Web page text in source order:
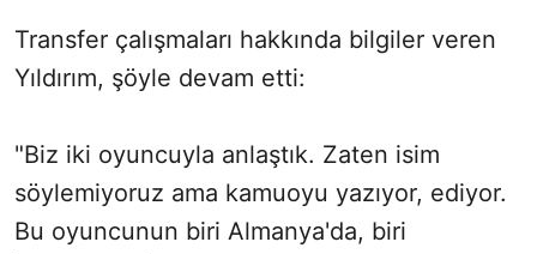
Transfer çalışmaları hakkında bilgiler veren
Yıldırım, şöyle devam etti:
"Biz iki oyuncuyla anlaştık. Zaten isim
söylemiyoruz ama kamuoyu yazıyor, ediyor.
Bu oyuncunun biri Almanya'da, biri